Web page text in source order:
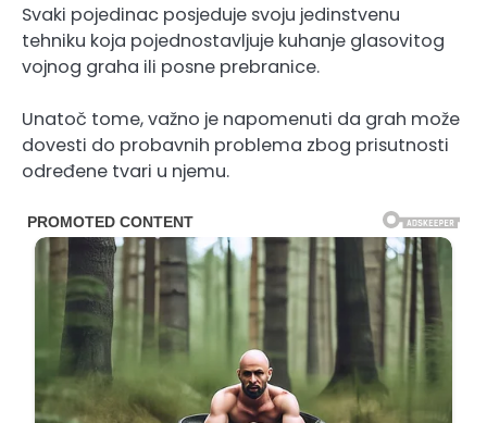
Svaki pojedinac posjeduje svoju jedinstvenu
tehniku ​​koja pojednostavljuje kuhanje glasovitog
vojnog graha ili posne prebranice.
Unatoč tome, važno je napomenuti da grah može
dovesti do probavnih problema zbog prisutnosti
određene tvari u njemu.